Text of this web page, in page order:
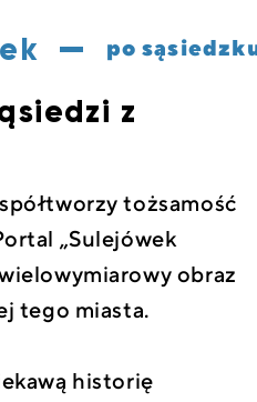
po
z
tożsamość
„Sulejówek
obraz
tego miasta.
historię